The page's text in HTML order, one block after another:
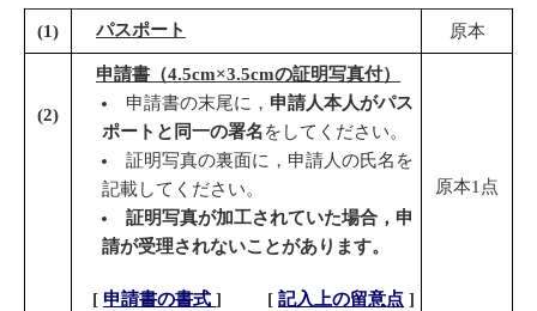
(1) パスポート 原本
(2)
申請書（4.5cm×3.5cmの証明写真付）
申請書の末尾に， 申請人本人がパス
ポートと同一の署名をしてください。
証明写真の裏面に，申請人の氏名を
記載してください。
証明写真が加工されていた場合，申
請が受理されないことがあります。
[ 申請書の書式 ] [ 記入上の留意点 ]
原本1点